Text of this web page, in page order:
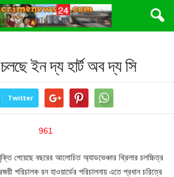
চলছে ইন দ্য হার্ট অব দ্য সি
Twitter
মুক্তি পেয়েছে বছরের আলোচিত অ্যাডভেঞ্চার থ্রিলার চলচ্চিত্র
পরিচালক রন হাওয়ার্ডের পরিচালনায় এতে প্রধান চরিত্রে